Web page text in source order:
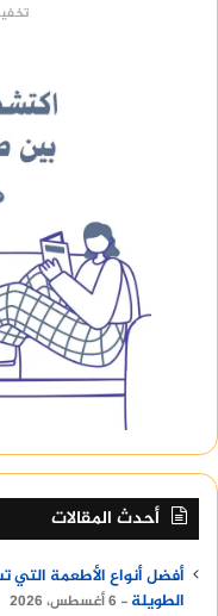
أحدث المقالات
أفضل أنواع الأطعمة التي
الطويلة
6 أغسطس، 2026